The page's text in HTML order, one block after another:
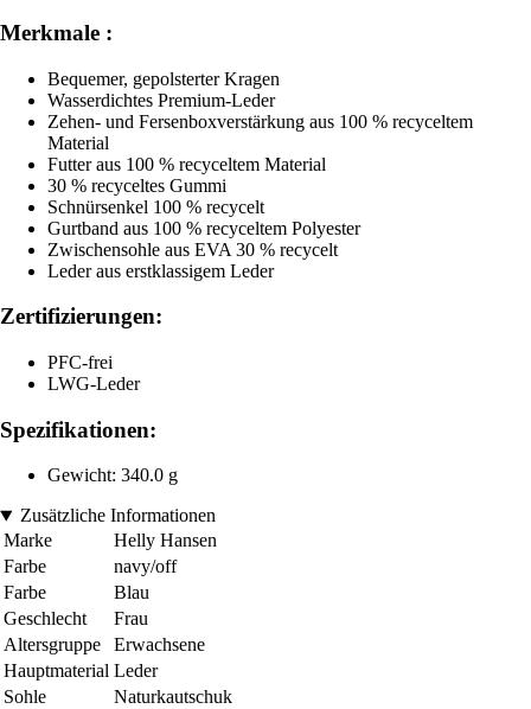
Merkmale :
Bequemer, gepolsterter Kragen
Wasserdichtes Premium-Leder
Zehen- und Fersenboxverstärkung aus 100 % recyceltem
Material
Futter aus 100 % recyceltem Material
30 % recyceltes Gummi
Schnürsenkel 100 % recycelt
Gurtband aus 100 % recyceltem Polyester
Zwischensohle aus EVA 30 % recycelt
Leder aus erstklassigem Leder
Zertifizierungen:
PFC-frei
LWG-Leder
Spezifikationen:
Gewicht: 340.0 g
Zusätzliche Informationen
Marke
Helly Hansen
Farbe
navy/off
Farbe
Blau
Geschlecht
Frau
Altersgruppe
Erwachsene
Hauptmaterial Leder
Sohle
Naturkautschuk